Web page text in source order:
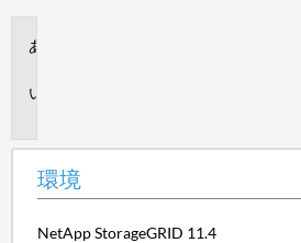
環境
NetApp StorageGRID 11.4